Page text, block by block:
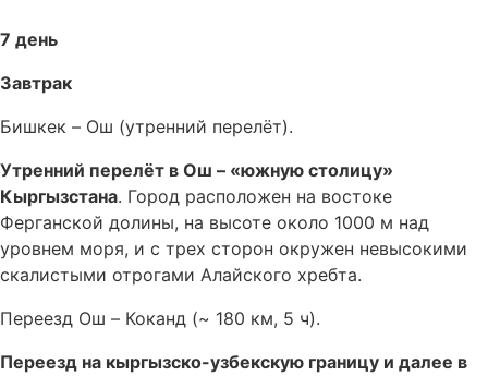
7 день
Завтрак
Бишкек – Ош (утренний перелёт).
Утренний перелёт в Ош – «южную столицу»
Кыргызстана. Город расположен на востоке
Ферганской долины, на высоте около 1000 м над
уровнем моря, и с трех сторон окружен невысокими
скалистыми отрогами Алайского хребта.
Переезд Ош – Коканд (~ 180 км, 5 ч).
Переезд на кыргызско-узбекскую границу и далее в